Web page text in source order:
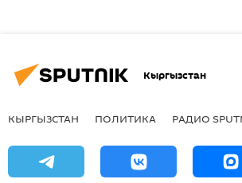
Кыргызстан
КЫРГЫЗСТАН ПОЛИТИКА РАДИО